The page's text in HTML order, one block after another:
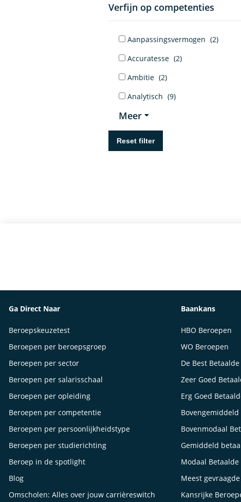
Verfijn op competenties
Aanpassingsvermogen (2)
Accuratesse (2)
Ambitie (2)
Analytisch (9)
Meer
Ga Direct Naar
Beroepskeuzetest
Beroepen per beroepsgroep
Beroepen per sector
Beroepen per salarisschaal
Beroepen per opleiding
Beroepen per competentie
Beroepen per persoonlijkheidstype
Beroepen per studierichting
Beroep in de spotlight
Blog
Omscholen: Alles over jouw carrièreswitch
Baankans
HBO Beroepen
WO Beroepen
De Best
Zeer Goed
Erg Goed
Bovenmodaal
Gemiddeld
Modaal Betaalde
Meest
Kansrijke